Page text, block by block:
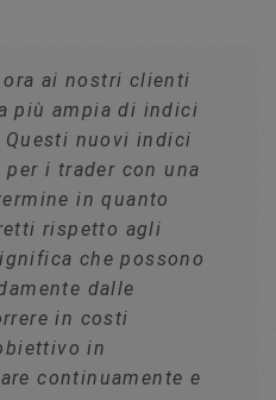
ai nostri clienti
più ampia di indici
nuovi indici
i trader con una
in quanto
rispetto agli
che possono
dalle
in costi
in
continuamente e